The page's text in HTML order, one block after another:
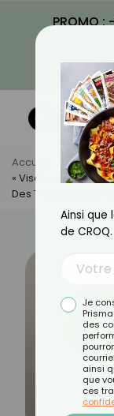
PROMO
Accueil Actus
« Visage Ozempic »
Des Traces Sur Le
Ainsi que
de CROQ.
Je
des
ainsi
que
ces